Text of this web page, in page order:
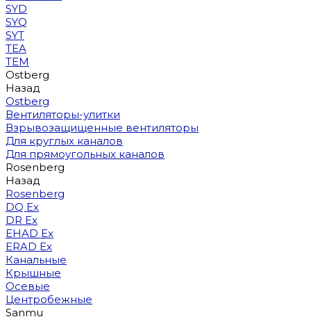
SYD
SYQ
SYT
TEA
TEM
Ostberg
Назад
Ostberg
Вентиляторы-улитки
Взрывозащищенные вентиляторы
Для круглых каналов
Для прямоугольных каналов
Rosenberg
Назад
Rosenberg
DQ Ex
DR Ex
EHAD Ex
ERAD Ex
Канальные
Крышные
Осевые
Центробежные
Sanmu